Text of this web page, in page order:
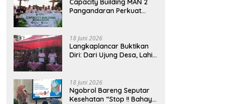
Lini
Capacity Building MAN 2
Pangandaran Perkuat
18 Juni 2026
Langkaplancar Buktikan
Diri: Dari Ujung Desa, Lahir
18 Juni 2026
Ngobrol Bareng Seputar
Kesehatan “Stop !! Bahaya